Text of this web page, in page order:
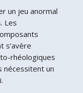
un jeu anormal
Les
s’avère
rhéologiques
nécessitent un